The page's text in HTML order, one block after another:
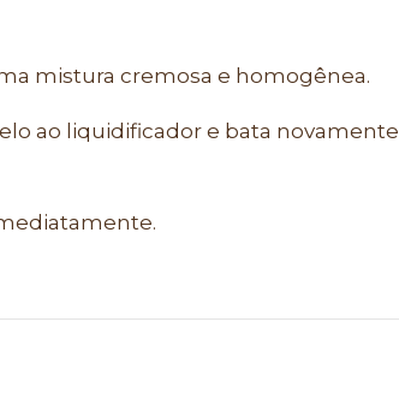
mistura cremosa e homogênea.
ao liquidificador e bata novamente